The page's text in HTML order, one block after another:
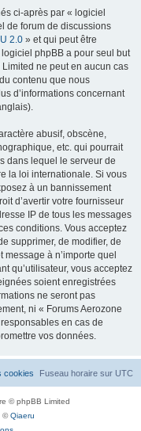
ci-après par « logiciel
de forum de discussions
2.0 » et qui peut être
phpBB a pour seul but
ne peut en aucun cas
contenu que nous
d’informations concernant
abusif, obscène,
etc. qui pourrait
dans lequel le serveur de
la loi internationale. Si vous
à un bannissement
d’avertir votre fournisseur
IP de tous les messages
conditions. Vous acceptez
supprimer, de modifier, de
à n’importe quel
qu’utilisateur, vous acceptez
soient enregistrées
ne seront pas
ni « Forums Aerozone
en cas de
vos données.
Fuseau horaire sur UTC
cookies
© phpBB Limited
©Qiaeru